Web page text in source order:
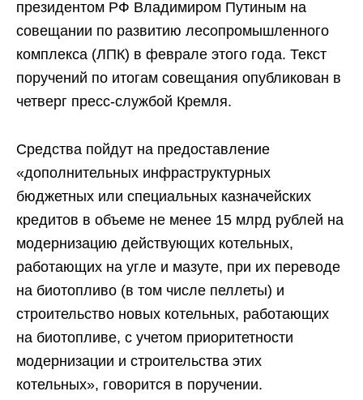
президентом РФ Владимиром Путиным на
совещании по развитию лесопромышленного
комплекса (ЛПК) в феврале этого года. Текст
поручений по итогам совещания опубликован в
четверг пресс-службой Кремля.
Средства пойдут на предоставление
«дополнительных инфраструктурных
бюджетных или специальных казначейских
кредитов в объеме не менее 15 млрд рублей на
модернизацию действующих котельных,
работающих на угле и мазуте, при их переводе
на биотопливо (в том числе пеллеты) и
строительство новых котельных, работающих
на биотопливе, с учетом приоритетности
модернизации и строительства этих
котельных», говорится в поручении.